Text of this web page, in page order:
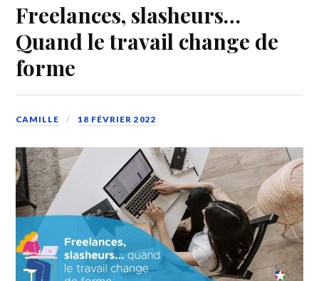
Freelances, slasheurs…
Quand le travail change de
forme
CAMILLE 18 FÉVRIER 2022